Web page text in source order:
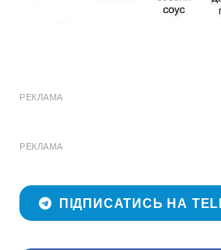
РЕКЛАМА
РЕКЛАМА
ПІДПИСАТИСЬ НА